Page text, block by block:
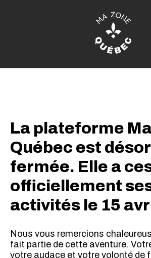
La plateforme
Québec est
fermée. Elle a
officiellement
activités le 15
Nous vous remercions
fait partie de cette aventure.
votre audace et votre volonté de